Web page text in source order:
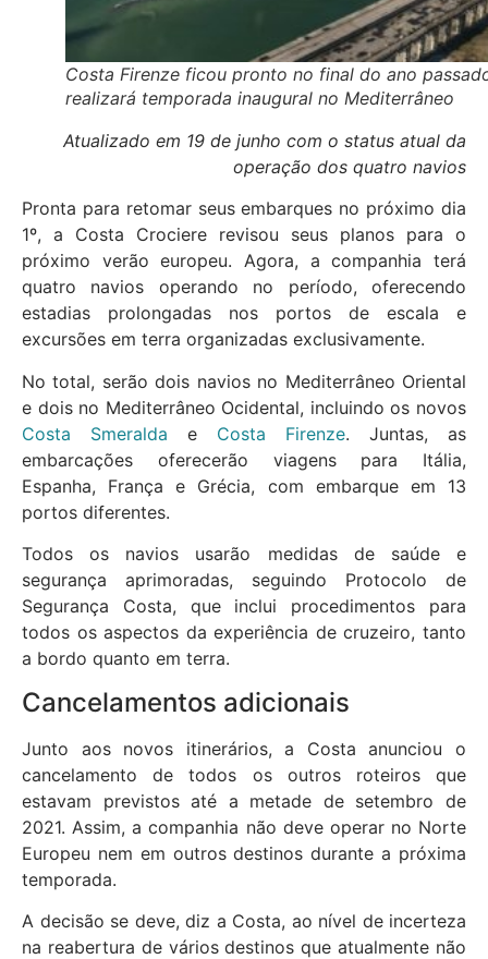
Costa Firenze ficou pronto no final do ano
realizará temporada inaugural no Mediterrâneo
Atualizado em 19 de junho com o status atual da
operação dos quatro navios
Pronta para retomar seus embarques no próximo dia
1º, a Costa Crociere revisou seus planos para o
próximo verão europeu. Agora, a companhia terá
quatro navios operando no período, oferecendo
estadias prolongadas nos portos de escala e
excursões em terra organizadas exclusivamente.
No total, serão dois navios no Mediterrâneo Oriental
e dois no Mediterrâneo Ocidental, incluindo os novos
Costa Smeralda e Costa Firenze. Juntas, as
embarcações oferecerão viagens para Itália,
Espanha, França e Grécia, com embarque em 13
portos diferentes.
Todos os navios usarão medidas de saúde e
segurança aprimoradas, seguindo Protocolo de
Segurança Costa, que inclui procedimentos para
todos os aspectos da experiência de cruzeiro, tanto
a bordo quanto em terra.
Cancelamentos adicionais
Junto aos novos itinerários, a Costa anunciou o
cancelamento de todos os outros roteiros que
estavam previstos até a metade de setembro de
2021. Assim, a companhia não deve operar no Norte
Europeu nem em outros destinos durante a próxima
temporada.
A decisão se deve, diz a Costa, ao nível de incerteza
na reabertura de vários destinos que atualmente não